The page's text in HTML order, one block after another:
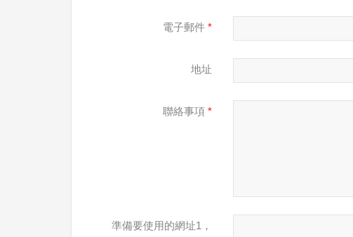
電子郵件 *
地址
聯絡事項 *
準備要使用的網址1，